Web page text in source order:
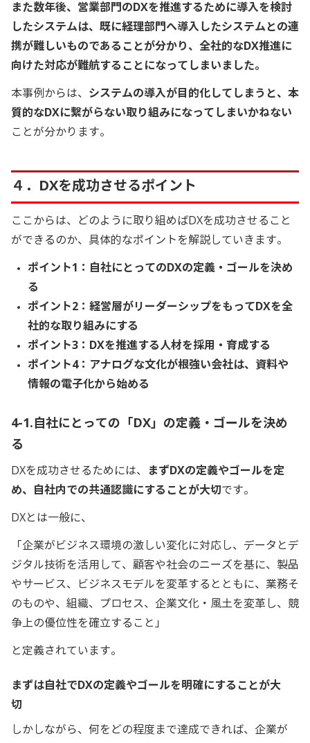
また数年後、営業部門のDXを推進するために導入を検討
したシステムは、既に経理部門へ導入したシステムとの連
携が難しいものであることが分かり、全社的なDX推進に
向けた対応が難航することになってしまいました。
本事例からは、 システムの導入が目的化してしまうと、本
質的なDXに繋がらない取り組みになってしまいかねない
ことが分かります。
４．DXを成功させるポイント
ここからは、どのように取り組めばDXを成功させること
ができるのか、具体的なポイントを解説していきます。
ポイント1：自社にとってのDXの定義・ゴールを決め
る
ポイント2：経営層がリーダーシップをもってDXを全
社的な取り組みにする
ポイント3：DXを推進する人材を採用・育成する
ポイント4：アナログな文化が根強い会社は、資料や
情報の電子化から始める
4-1.自社にとっての「DX」の定義・ゴールを決め
る
DXを成功させるためには、
まずDXの定義やゴールを定
め、自社内での共通認識にすることが大切です。
DXとは一般に、
「企業がビジネス環境の激しい変化に対応し、データとデ
ジタル技術を活用して、顧客や社会のニーズを基に、製品
やサービス、ビジネスモデルを変革するとともに、業務そ
のものや、組織、プロセス、企業文化・風土を変革し、競
争上の優位性を確立すること」
と定義されています。
まずは自社でDXの定義やゴールを明確にすることが大
切
しかしながら、何をどの程度まで達成できれば、企業が